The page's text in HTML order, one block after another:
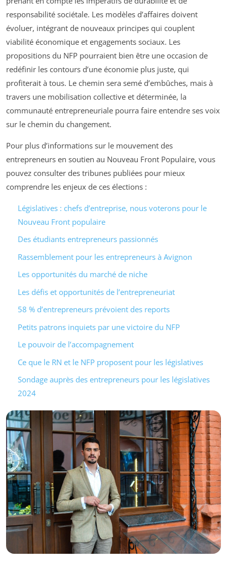
responsabilité sociétale. Les modèles d’affaires doivent
évoluer, intégrant de nouveaux principes qui couplent
viabilité économique et engagements sociaux. Les
propositions du NFP pourraient bien être une occasion de
redéfinir les contours d’une économie plus juste, qui
profiterait à tous. Le chemin sera semé d’embûches, mais à
travers une mobilisation collective et déterminée, la
communauté entrepreneuriale pourra faire entendre ses voix
sur le chemin du changement.
Pour plus d’informations sur le mouvement des
entrepreneurs en soutien au Nouveau Front Populaire, vous
pouvez consulter des tribunes publiées pour mieux
comprendre les enjeux de ces élections :
Législatives : chefs d’entreprise, nous voterons pour le
Nouveau Front populaire
Des étudiants entrepreneurs passionnés
Rassemblement pour les entrepreneurs à Avignon
Les opportunités du marché de niche
Les défis et opportunités de l’entrepreneuriat
58 % d’entrepreneurs prévoient des reports
Petits patrons inquiets par une victoire du NFP
Le pouvoir de l’accompagnement
Ce que le RN et le NFP proposent pour les législatives
Sondage auprès des entrepreneurs pour les législatives
2024